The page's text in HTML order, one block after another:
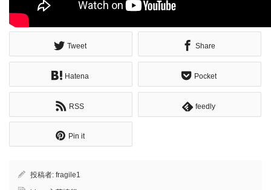
Tweet Share
Hatena Pocket
RSS feedly
Pin it
投稿者: fragile1